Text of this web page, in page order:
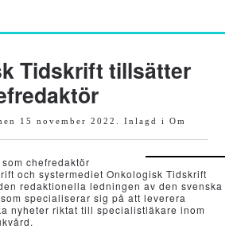
Tidskrift tillsätter
15 november 2022 . Inlagd i Om
chefredaktör
och systermediet Onkologisk Tidskrift
redaktionella ledningen av den svenska
specialiserar sig på att leverera
nyheter riktat till specialistläkare inom